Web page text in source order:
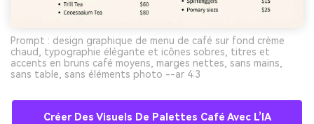
Prompt : design graphique de menu de café sur fond crème
chaud, typographie élégante et icônes sobres, titres et
accents en bruns café moyens, marges nettes, sans mains,
sans table, sans éléments photo --ar 4:3
Créer Des Visuels De Palettes Café Avec L’IA